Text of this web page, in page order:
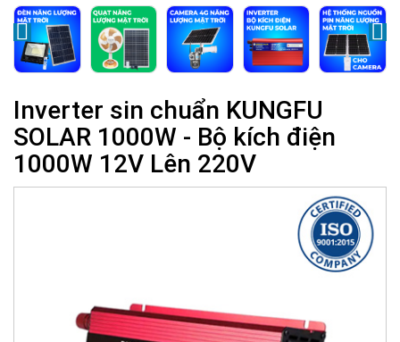
Inverter sin chuẩn KUNGFU
SOLAR 1000W - Bộ kích điện
1000W 12V Lên 220V